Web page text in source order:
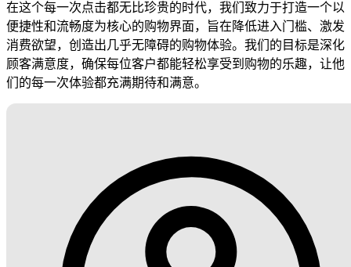
在这个每一次点击都无比珍贵的时代，我们致力于打造一个以
便捷性和流畅度为核心的购物界面，旨在降低进入门槛、激发
消费欲望，创造出几乎无障碍的购物体验。我们的目标是深化
顾客满意度，确保每位客户都能轻松享受到购物的乐趣，让他
们的每一次体验都充满期待和满意。